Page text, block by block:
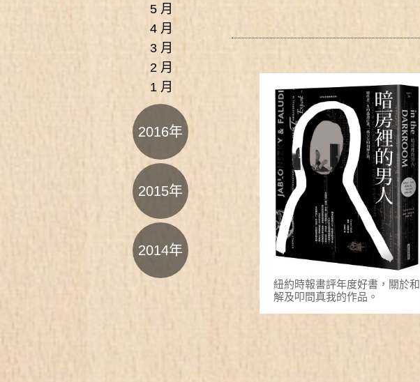
5 月
4 月
3 月
2 月
1 月
2016年
2015年
2014年
紐約時報書評年度好書，關於和
解及叩問真我的作品。